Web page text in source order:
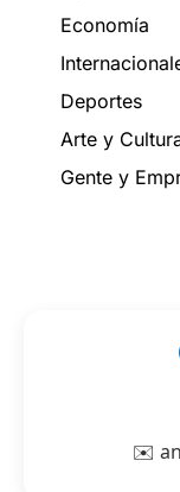
Economía
Deportes
Arte y
Gente y
✉️